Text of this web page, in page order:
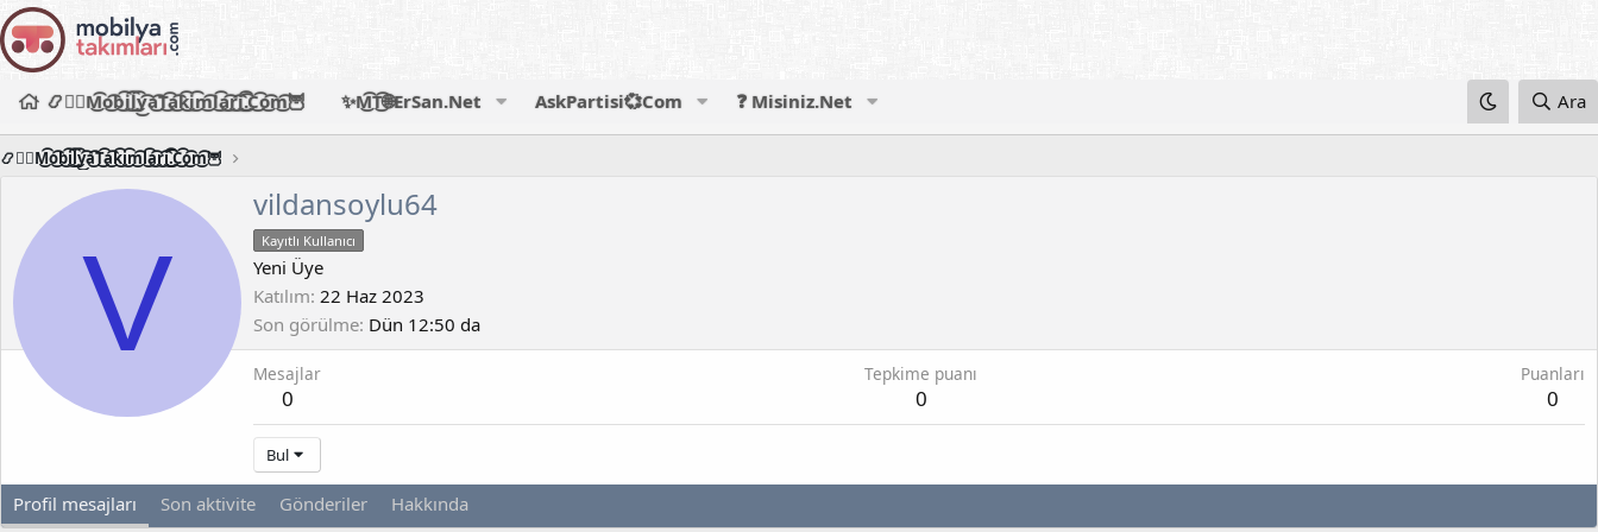
📿🧙‍♂️M͜͡o͜͡b͜͡i͜͡l͜͡y͜͡a͜͡T͜͡a͜͡k͜͡i͜͡m͜͡l͜͡a͜͡r͜͡i͜͡.͜͡C͜͡o͜͡m͜͡🦉 ✨M͜͡T͜͡🌐ErSan.Net AskPartisi💞Com ❓ Misiniz.Net Ara
📿🧙‍♂️M͜͡o͜͡b͜͡i͜͡l͜͡y͜͡a͜͡T͜͡a͜͡k͜͡i͜͡m͜͡l͜͡a͜͡r͜͡i͜͡.͜͡C͜͡o͜͡m͜͡🦉
V
vildansoylu64
Kayıtlı Kullanıcı
Yeni Üye
Katılım 22 Haz 2023
Son görülme Dün 12:50 da
Mesajlar
0
Tepkime puanı
0
Puanları
0
Bul
Profil mesajları Son aktivite Gönderiler Hakkında